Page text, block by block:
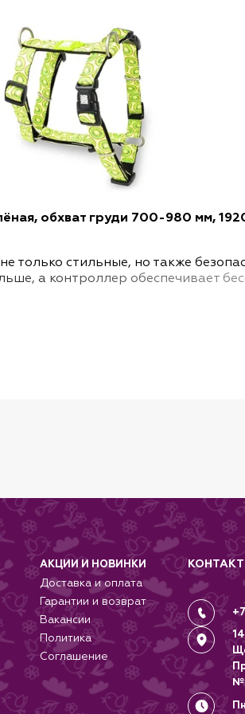
обхват груди 700-980 мм,
только стильные, но также
а контроллер обеспечивает
собаке. Сзади есть два D-
с уникальным рисунком и
H-образные шлейки очень
АКЦИИ И НОВИНКИ
Доставка и оплата
Гарантии и возврат
Вакансии
Политика
Соглашение
№